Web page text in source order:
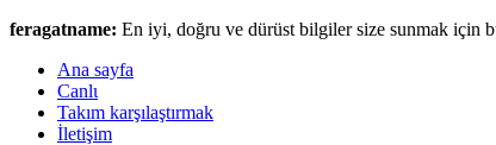
feragatname: En iyi, doğru ve dürüst bilgiler size sunmak için
Ana sayfa
Canlι
Takım karşılaştırmak
İletişim